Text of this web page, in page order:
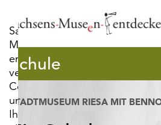
Sachsens-
Museen-
entdecken.de
verwendet
Cookies,
um
Ihnen
Schule
STADTMUSEUM RIESA MIT